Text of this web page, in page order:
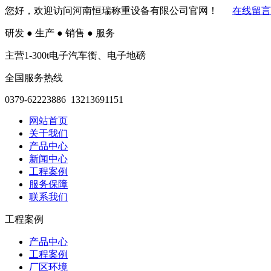
您好，欢迎访问河南恒瑞称重设备有限公司官网！ 在线留言
研发 ● 生产 ● 销售 ● 服务
主营1-300t电子汽车衡、电子地磅
全国服务热线
0379-62223886 13213691151
网站首页
关于我们
产品中心
新闻中心
工程案例
服务保障
联系我们
工程案例
产品中心
工程案例
厂区环境